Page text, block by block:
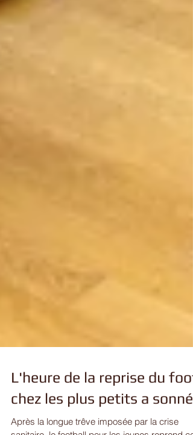
L'heure de la reprise du foot